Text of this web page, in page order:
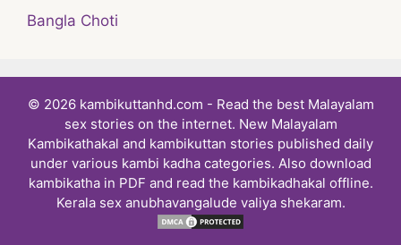
Bangla Choti
© 2026 kambikuttanhd.com - Read the best Malayalam
sex stories on the internet. New Malayalam
Kambikathakal and kambikuttan stories published daily
under various kambi kadha categories. Also download
kambikatha in PDF and read the kambikadhakal offline.
Kerala sex anubhavangalude valiya shekaram.